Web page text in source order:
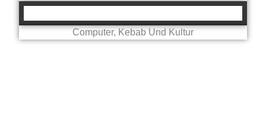
Computer, Kebab Und Kultur